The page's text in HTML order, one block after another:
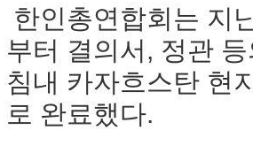
한인총연합회는 지
부터 결의서, 정관
침내 카자흐스탄 현
로 완료했다.